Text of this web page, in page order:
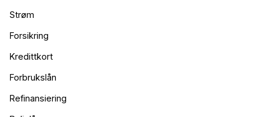
Strøm
Forsikring
Kredittkort
Forbrukslån
Refinansiering